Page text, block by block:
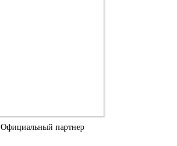
Официальный партнер